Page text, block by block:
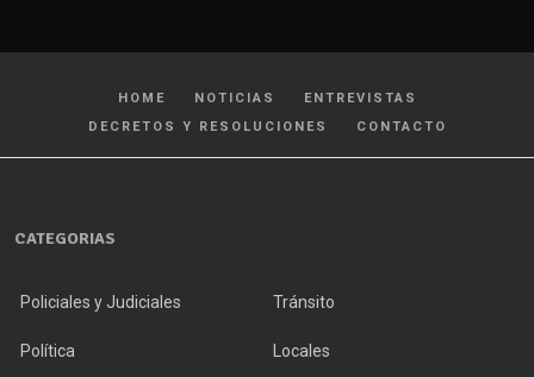
HOME NOTICIAS
ENTREVISTAS
DECRETOS Y RESOLUCIONES
CONTACTO
CATEGORIAS
Policiales y Judiciales Tránsito
Política Locales